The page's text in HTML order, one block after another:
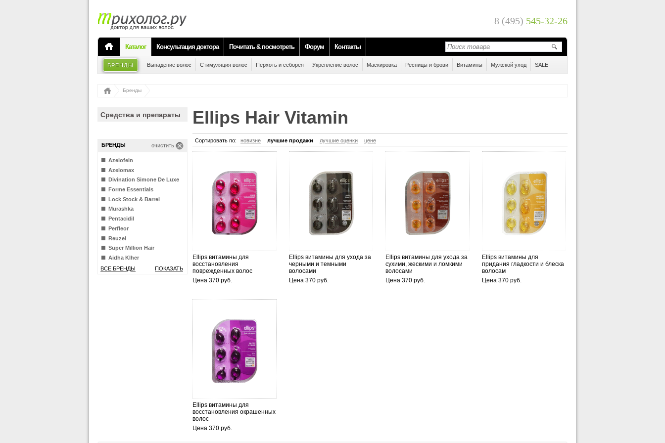
8 (495) 545-32-26
Каталог Консультация доктора Почитать & посмотреть Форум Контакты
БРЕНДЫ Выпадение волос Стимуляция волос Перхоть и себорея Укрепление волос Маскировка Ресницы и брови Витамины Мужской уход SALE
Бренды
Средства и препараты
очистить
БРЕНДЫ
Azelofein
Azelomax
Divination Simone De Luxe
Forme Essentials
Lock Stock & Barrel
Murashka
Pentacidil
Perfleor
Reuzel
Super Million Hair
Aidha Klher
ВСЕ БРЕНДЫ
ПОКАЗАТЬ
Ellips Hair Vitamin
Сортировать по: новизне лучшие продажи лучшие оценки цене
Ellips витамины для
восстановления
поврежденных волос
Цена 370 руб.
Ellips витамины для ухода за
черными и темными
волосами
Цена 370 руб.
Ellips витамины для ухода за
сухими, жескими и ломкими
волосами
Цена 370 руб.
Ellips витамины для
придания гладкости и блеска
волосам
Цена 370 руб.
Ellips витамины для
восстановления окрашенных
волос
Цена 370 руб.